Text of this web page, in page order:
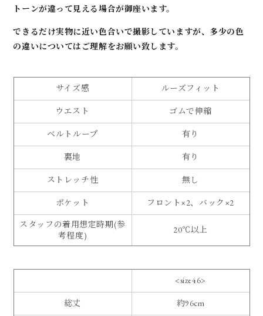
トーンが違って見える場合が御座います。
できるだけ実物に近い色合いで撮影していますが、多少の色
の違いについてはご理解をお願い致します。
サイズ感 ルーズフィット
ウエスト ゴムで伸縮
ベルトループ 有り
裏地 有り
ストレッチ性 無し
ポケット フロント×2、バック×2
スタッフの着用想定時期(参
考程度)
20℃以上
<size46>
総丈 約96cm